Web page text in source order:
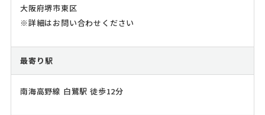
大阪府堺市東区
※詳細はお問い合わせください
最寄り駅
南海高野線 白鷺駅 徒歩12分